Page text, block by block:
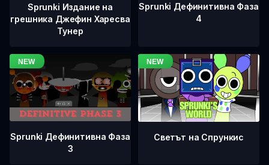
Sprunki Издание на
грешника Джефин Харесва
Тунер
Sprunki Дефинитивна Фаза
4
Sprunki Дефинитивна Фаза
3
Светът на Спрункис